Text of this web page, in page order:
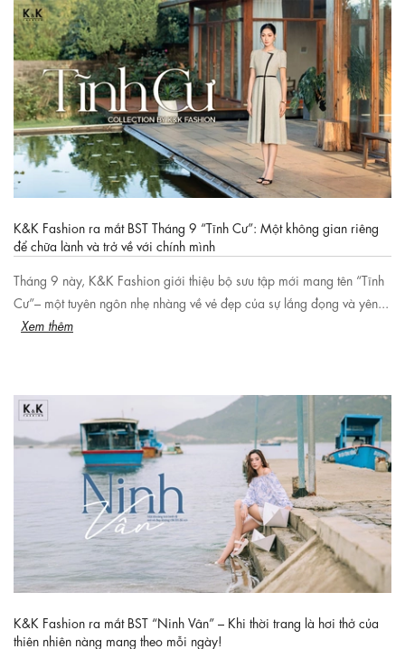
K&K Fashion ra mắt BST Tháng 9 “Tĩnh Cư”: Một không gian riêng
để chữa lành và trở về với chính mình
Tháng 9 này, K&K Fashion giới thiệu bộ sưu tập mới mang tên “Tĩnh
Cư”– một tuyên ngôn nhẹ nhàng về vẻ đẹp của sự lắng đọng và yên...
Xem thêm
K&K Fashion ra mắt BST “Ninh Vân” – Khi thời trang là hơi thở của
thiên nhiên nàng mang theo mỗi ngày!